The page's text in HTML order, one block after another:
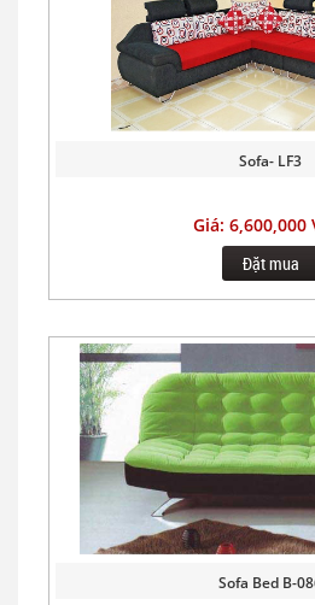
Sofa- LF3
Giá: 6,600,000
Đặt mua
Sofa Bed B-